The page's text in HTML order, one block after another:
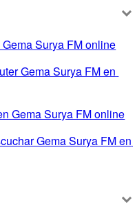
Gema Surya FM online
Gema Surya FM en
Gema Surya FM online
Gema Surya FM en